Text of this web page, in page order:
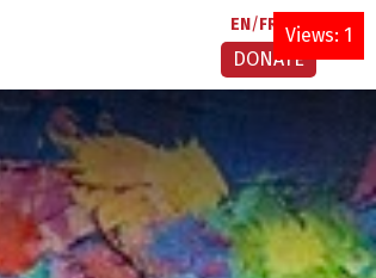
EN FR AR
DONATE
Views: 1